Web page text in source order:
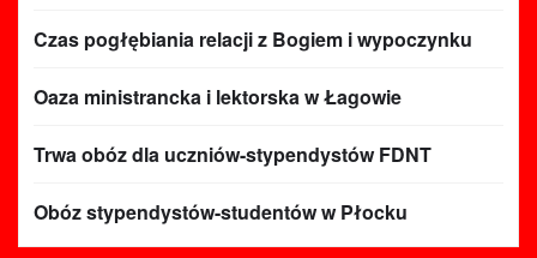
Czas pogłębiania relacji z Bogiem i wypoczynku
Oaza ministrancka i lektorska w Łagowie
Trwa obóz dla uczniów-stypendystów FDNT
Obóz stypendystów-studentów w Płocku